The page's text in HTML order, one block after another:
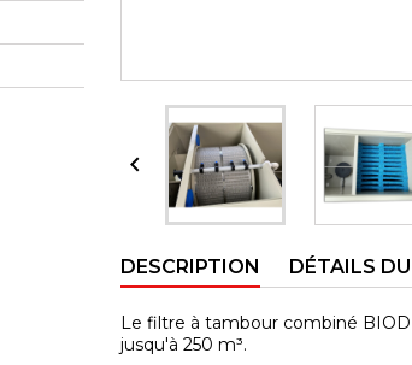

DESCRIPTION DÉTAILS
Le filtre à tambour combiné
jusqu'à 250 m³.